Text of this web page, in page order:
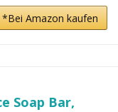
*Bei Amazon kaufen
Soap Bar,